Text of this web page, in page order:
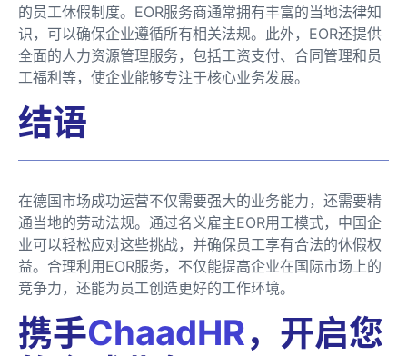
的员工休假制度。EOR服务商通常拥有丰富的当地法律知
识，可以确保企业遵循所有相关法规。此外，EOR还提供
全面的人力资源管理服务，包括工资支付、合同管理和员
工福利等，使企业能够专注于核心业务发展。
结语
在德国市场成功运营不仅需要强大的业务能力，还需要精
通当地的劳动法规。通过名义雇主EOR用工模式，中国企
业可以轻松应对这些挑战，并确保员工享有合法的休假权
益。合理利用EOR服务，不仅能提高企业在国际市场上的
竞争力，还能为员工创造更好的工作环境。
携手ChaadHR，开启您